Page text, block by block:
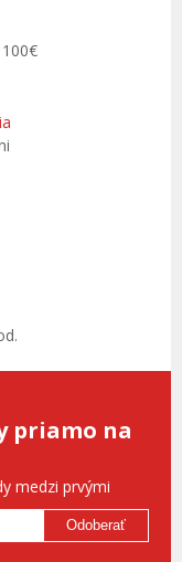
priamo na
medzi prvými
Odoberať